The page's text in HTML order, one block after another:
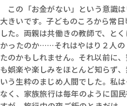
この「お金がない」という意識
大きいです。子どものころから常
した。両親は共働きの教師で、と
かったのか……それはやはり２人の
たのかもしれません。それ以前に
も娯楽や楽しみをほとんど知らず
いう生粋のまじめ人間でした。私
なく、家族旅行は毎年のように国